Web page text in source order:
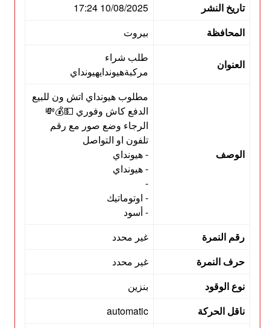
تاريخ النشر
10/08/2025 17:24
المحافظة
بيروت
العنوان
طلب شراء
مركبةهيوندايهيونداي
الوصف
مطلوب هيونداي اتش ون للبيع
الدفع كاش وفوري 💵💰💸
الرجاء وضع صور مع رقم
تلفون او التواصل
- هيونداي
- هيونداي
-
- اوتوماتيك
- أسود
رقم النمرة
غير محدد
حرف النمرة
غير محدد
نوع الوقود
بنزين
ناقل الحركة
automatic